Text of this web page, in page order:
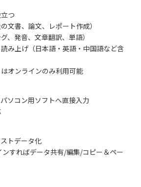
つ
文書、論文、レポート作成）
、発音、文章翻訳、単語）
み上げ（日本語・英語・中国語など含
オンラインのみ利用可能
ソコン用ソフトへ直接入力
トデータ化
すればデータ共有/編集/コピー＆ペー